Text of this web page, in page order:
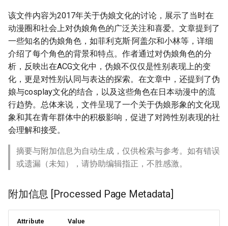
该文件内容为2017年关于伪娘文化的讨论，展示了当时在
动漫圈和社会上对伪娘角色的广泛关注和喜爱。文章提到了
一些知名的伪娘角色，如菲利克斯·阿盖尔和小林等，详细
介绍了每个角色的背景和特点。作者通过对伪娘角色的分
析，反映出在ACG文化中，伪娘不仅仅是性别表现上的变
化，更是对性别认同与表达的探索。在文章中，还提到了伪
娘与cosplay文化的结合，以及这些角色在日本动漫中的流
行趋势。总体来说，文件呈现了一个关于伪娘形象的文化现
象和其在青年群体中的积极影响，促进了对跨性别表现的社
会理解和接受。
摘要与附加信息为自动生成，仅供检索与参考。如有错误
或遗漏（未知），请协助编辑指正，不胜感激。
附加信息 [Processed Page Metadata]
Attribute Value